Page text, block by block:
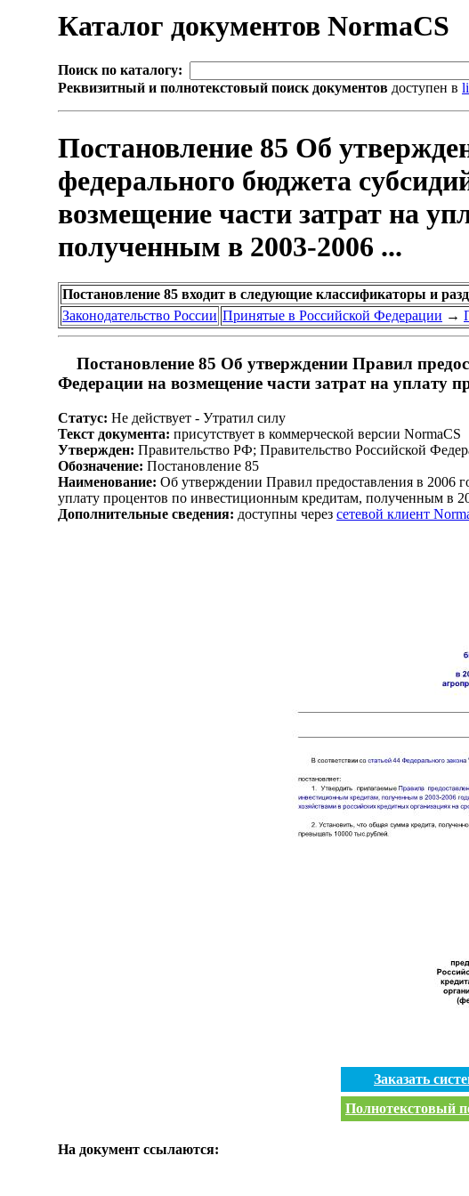
Каталог документов NormaCS
Поиск по каталогу:
Реквизитный и полнотекстовый поиск документов доступен в
Постановление 85 Об
федерального бюджета
возмещение части затрат на
полученным в 2003-2006 ...
Постановление 85 входит в следующие классификаторы и
Законодательство России Принятые в Российской Федерации →
Постановление 85 Об утверждении Правил
Федерации на возмещение части затрат на уплату
Статус: Не действует - Утратил силу
Текст документа: присутствует в коммерческой версии NormaCS
Утвержден: Правительство РФ; Правительство Российской
Обозначение: Постановление 85
Наименование: Об утверждении Правил предоставления в 2006
уплату процентов по инвестиционным кредитам, полученным в
Дополнительные сведения: доступны через сетевой клиент
Заказать
Полнотекстовый
На документ ссылаются: